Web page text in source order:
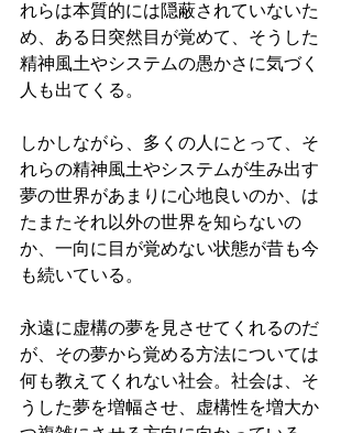
れらは本質的には隠蔽されていないた
め、ある日突然目が覚めて、そうした
精神風土やシステムの愚かさに気づく
人も出てくる。
しかしながら、多くの人にとって、そ
れらの精神風土やシステムが生み出す
夢の世界があまりに心地良いのか、は
たまたそれ以外の世界を知らないの
か、一向に目が覚めない状態が昔も今
も続いている。
永遠に虚構の夢を見させてくれるのだ
が、その夢から覚める方法については
何も教えてくれない社会。社会は、そ
うした夢を増幅させ、虚構性を増大か